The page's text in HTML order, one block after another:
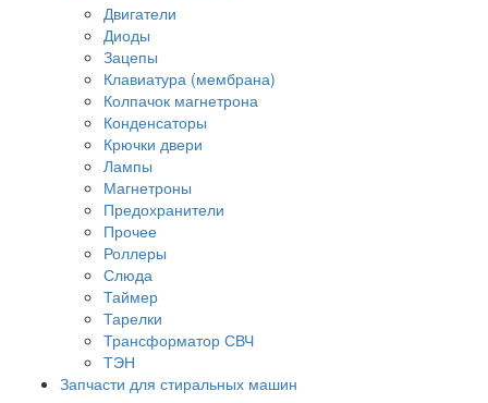
Двигатели
Диоды
Зацепы
Клавиатура (мембрана)
Колпачок магнетрона
Конденсаторы
Крючки двери
Лампы
Магнетроны
Предохранители
Прочее
Роллеры
Слюда
Таймер
Тарелки
Трансформатор СВЧ
ТЭН
Запчасти для стиральных машин